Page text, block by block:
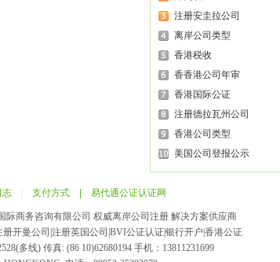
注册安圭拉公司
离岸公司类型
香港税收
香香港公司年审
香港国际公证
注册德拉瓦州公司
香港公司类型
美国公司登报公示
志 支付方式 | 易代通公证认证网
际商务咨询有限公司 权威离岸公司注册 解决方案供应商
册开曼公司|注册英国公司|BVI公证认证|银行开户|香港公证
多线) 传真: (86 10)62680194 手机：13811231699